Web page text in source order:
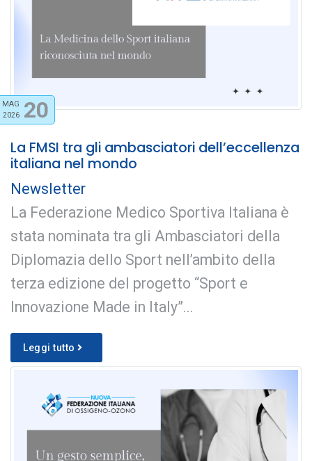
MAG
2026 20
La FMSI tra gli ambasciatori dell’eccellenza
italiana nel mondo
Newsletter
La Federazione Medico Sportiva Italiana è
stata nominata tra gli Ambasciatori della
Diplomazia dello Sport nell’ambito della
terza edizione del progetto “Sport e
Innovazione Made in Italy”...
Leggi tutto